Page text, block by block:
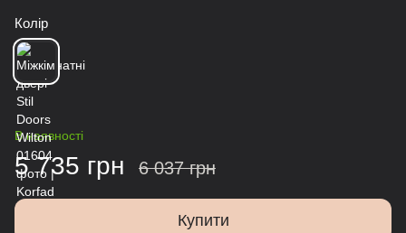
Колір
В наявності
5 735 грн 6 037 грн
Купити